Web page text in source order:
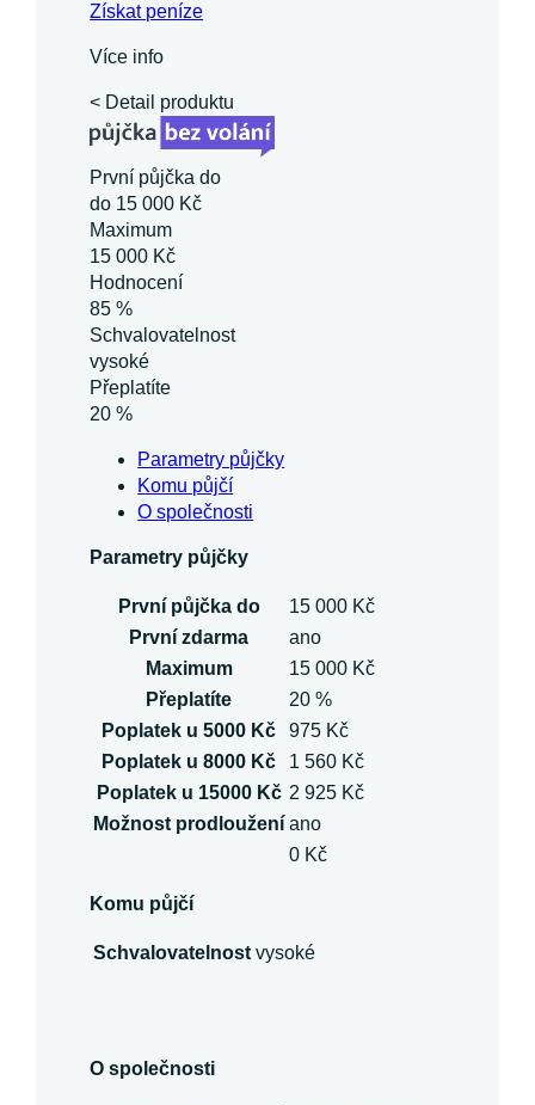
Získatpeníze
Více info
< Detail produktu
První půjčka do
do 15 000 Kč
Maximum
15 000 Kč
Hodnocení
85 %
Schvalovatelnost
vysoké
Přeplatíte
20 %
Parametry půjčky
Komu půjčí
O společnosti
Parametry půjčky
První půjčka do
15 000 Kč
První zdarma
ano
Maximum
15 000 Kč
Přeplatíte
20 %
Poplatek u 5000 Kč
975 Kč
Poplatek u 8000 Kč
1 560 Kč
Poplatek u 15000 Kč 2 925 Kč
Možnost prodloužení ano
0 Kč
Komu půjčí
Schvalovatelnost vysoké
O společnosti